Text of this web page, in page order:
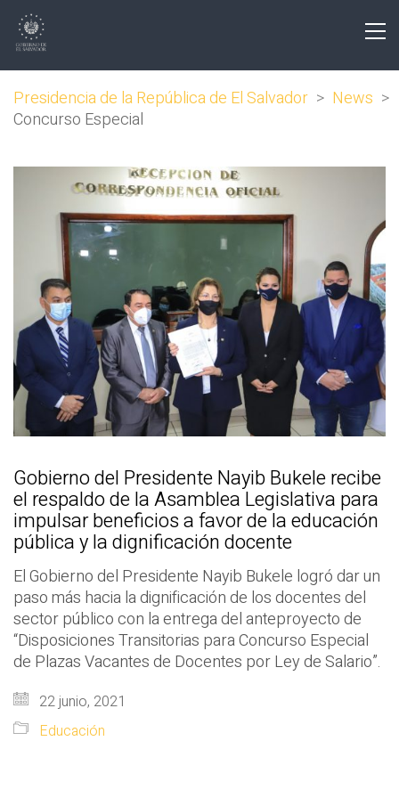
Presidencia de la República de El Salvador > News >
Concurso Especial
Gobierno del Presidente Nayib Bukele recibe
el respaldo de la Asamblea Legislativa para
impulsar beneficios a favor de la educación
pública y la dignificación docente
El Gobierno del Presidente Nayib Bukele logró dar un
paso más hacia la dignificación de los docentes del
sector público con la entrega del anteproyecto de
“Disposiciones Transitorias para Concurso Especial
de Plazas Vacantes de Docentes por Ley de Salario”.
22 junio, 2021
Educación